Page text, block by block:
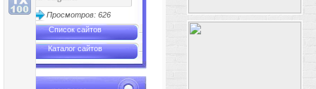
Просмотров: 626
Список сайтов
Каталог сайтов